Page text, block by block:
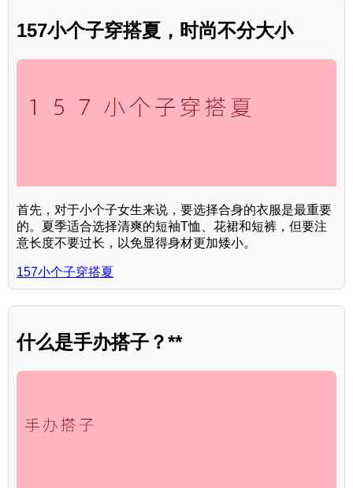
157小个子穿搭夏，时尚不分大小
首先，对于小个子女生来说，要选择合身的衣服是最重要
的。夏季适合选择清爽的短袖T恤、花裙和短裤，但要注
意长度不要过长，以免显得身材更加矮小。
157小个子穿搭夏
什么是手办搭子？**